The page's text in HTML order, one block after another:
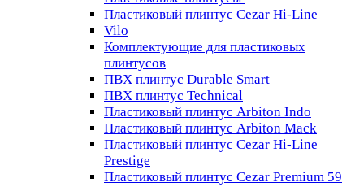
Пластиковый плинтус Cezar Hi-Line
Vilo
Комплектующие для пластиковых
плинтусов
ПВХ плинтус Durable Smart
ПВХ плинтус Technical
Пластиковый плинтус Arbiton Indo
Пластиковый плинтус Arbiton Mack
Пластиковый плинтус Cezar Hi-Line
Prestige
Пластиковый плинтус Cezar Premium 59